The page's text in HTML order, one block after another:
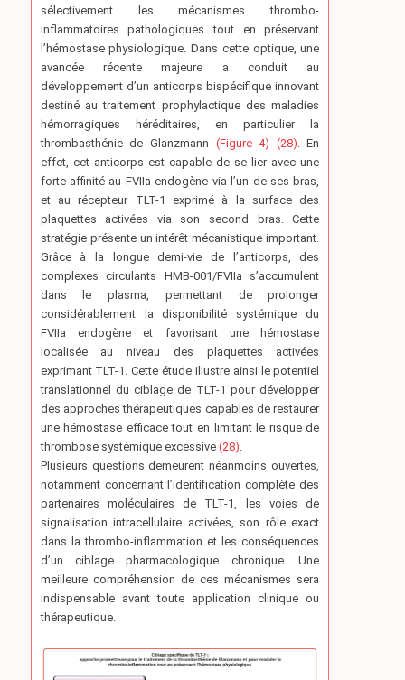
sélectivement les mécanismes thrombo-
inflammatoires pathologiques tout en préservant
l’hémostase physiologique. Dans cette optique, une
avancée récente majeure a conduit au
développement d’un anticorps bispécifique innovant
destiné au traitement prophylactique des maladies
hémorragiques héréditaires, en particulier la
thrombasthénie de Glanzmann (Figure 4) (28). En
effet, cet anticorps est capable de se lier avec une
forte affinité au FVIIa endogène via l’un de ses bras,
et au récepteur TLT-1 exprimé à la surface des
plaquettes activées via son second bras. Cette
stratégie présente un intérêt mécanistique important.
Grâce à la longue demi-vie de l’anticorps, des
complexes circulants HMB-001/FVIIa s’accumulent
dans le plasma, permettant de prolonger
considérablement la disponibilité systémique du
FVIIa endogène et favorisant une hémostase
localisée au niveau des plaquettes activées
exprimant TLT-1. Cette étude illustre ainsi le potentiel
translationnel du ciblage de TLT-1 pour développer
des approches thérapeutiques capables de restaurer
une hémostase efficace tout en limitant le risque de
thrombose systémique excessive (28).
Plusieurs questions demeurent néanmoins ouvertes,
notamment concernant l’identification complète des
partenaires moléculaires de TLT-1, les voies de
signalisation intracellulaire activées, son rôle exact
dans la thrombo-inflammation et les conséquences
d’un ciblage pharmacologique chronique. Une
meilleure compréhension de ces mécanismes sera
indispensable avant toute application clinique ou
thérapeutique.